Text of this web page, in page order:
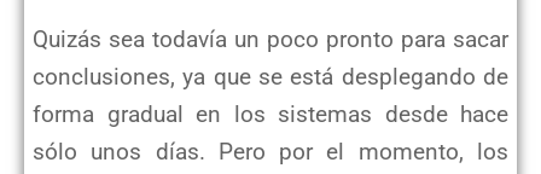
Quizás sea todavía un poco pronto para sacar
conclusiones, ya que se está desplegando de
forma gradual en los sistemas desde hace
sólo unos días. Pero por el momento, los